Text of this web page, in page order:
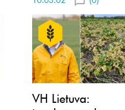
VH Lietuva: